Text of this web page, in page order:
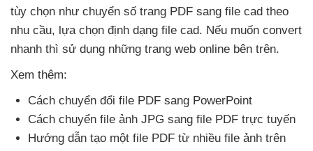
tùy chọn như chuyển số trang PDF sang file cad theo
nhu cầu, lựa chọn định dạng file cad. Nếu muốn convert
nhanh thì sử dụng những trang web online bên trên.
Xem thêm:
Cách chuyển đổi file PDF sang PowerPoint
Cách chuyển file ảnh JPG sang file PDF trực tuyến
Hướng dẫn tạo một file PDF từ nhiều file ảnh trên